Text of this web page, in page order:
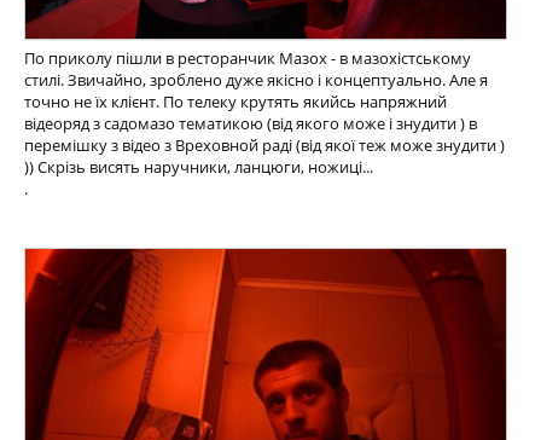
По приколу пішли в ресторанчик Мазох - в мазохістському
стилі. Звичайно, зроблено дуже якісно і концептуально. Але я
точно не їх клієнт. По телеку крутять якийсь напряжний
відеоряд з садомазо тематикою (від якого може і знудити ) в
перемішку з відео з Вреховной раді (від якої теж може знудити )
)) Скрізь висять наручники, ланцюги, ножиці...
.